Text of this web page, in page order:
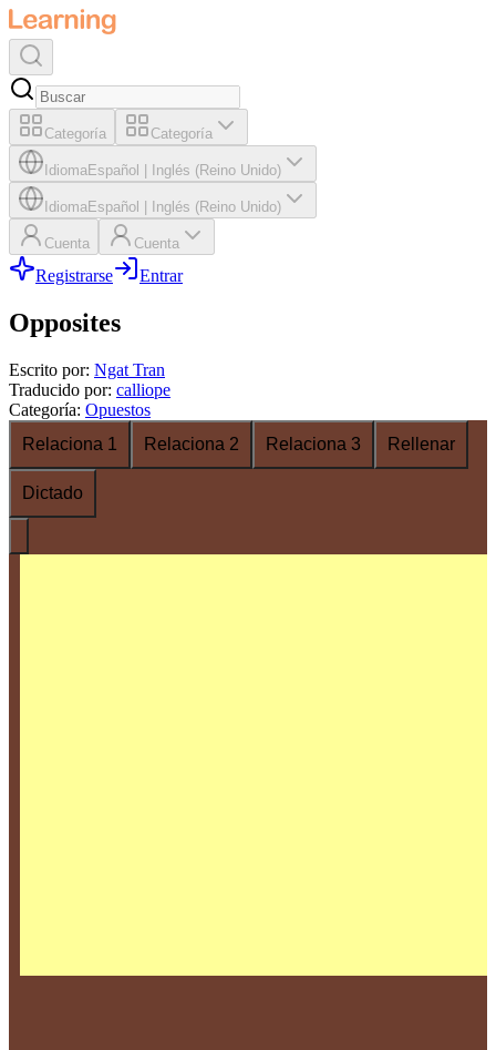
Categoría Categoría
IdiomaEspañol Inglés (Reino Unido)
IdiomaEspañol Inglés (Reino Unido)
Cuenta Cuenta
Registrarse Entrar
Opposites
Escrito por: Ngat Tran
Traducido por: calliope
Categoría: Opuestos
Relaciona 1
Relaciona 2 Relaciona 3 Rellenar
Dictado